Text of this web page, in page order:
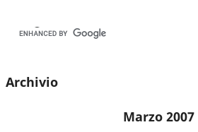
Archivio
Marzo 2007